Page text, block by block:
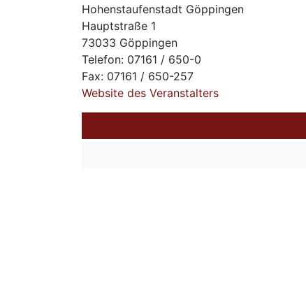
Hohenstaufenstadt Göppingen
Hauptstraße 1
73033 Göppingen
Telefon: 07161 / 650-0
Fax: 07161 / 650-257
Website des Veranstalters